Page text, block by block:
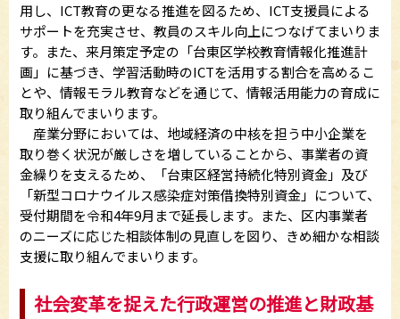
用し、ICT教育の更なる推進を図るため、ICT支援員による
サポートを充実させ、教員のスキル向上につなげてまいりま
す。また、来月策定予定の「台東区学校教育情報化推進計
画」に基づき、学習活動時のICTを活用する割合を高めるこ
とや、情報モラル教育などを通じて、情報活用能力の育成に
取り組んでまいります。
産業分野においては、地域経済の中核を担う中小企業を
取り巻く状況が厳しさを増していることから、事業者の資
金繰りを支えるため、「台東区経営持続化特別資金」及び
「新型コロナウイルス感染症対策借換特別資金」について、
受付期間を令和4年9月まで延長します。また、区内事業者
のニーズに応じた相談体制の見直しを図り、きめ細かな相談
支援に取り組んでまいります。
社会変革を捉えた行政運営の推進と財政基